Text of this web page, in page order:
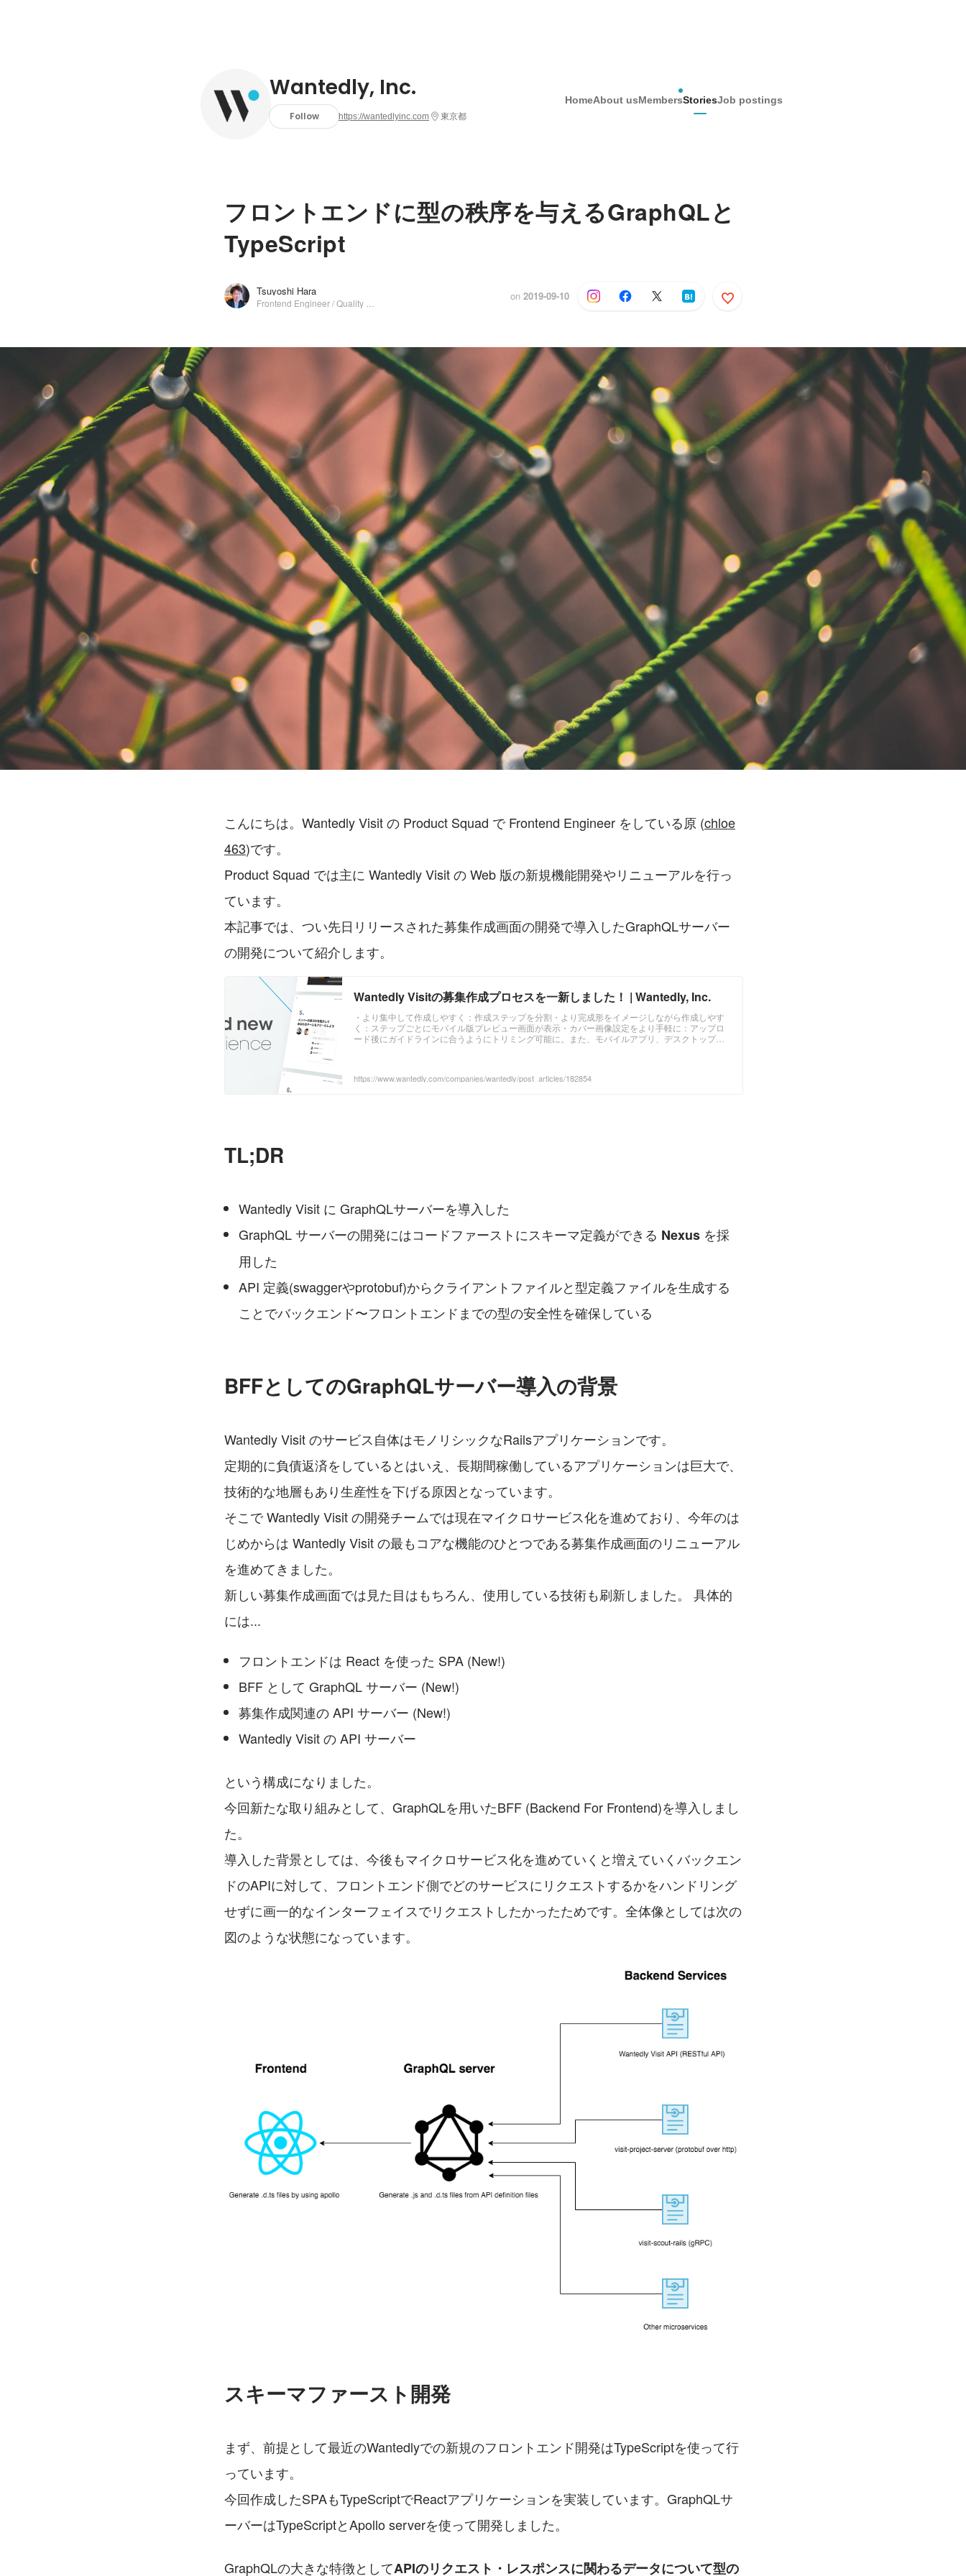
Wantedly, Inc.
Follow https://wantedlyinc.com 東京都
HomeAbout usMembersStoriesJob postings
フロントエンドに型の秩序を与えるGraphQLと
TypeScript
Tsuyoshi Hara on 2019-09-10
こんにちは。Wantedly Visit の Product Squad で Frontend Engineer をしている原 (chloe
463)です。
Product Squad では主に Wantedly Visit の Web 版の新規機能開発やリニューアルを行っ
ています。
本記事では、つい先日リリースされた募集作成画面の開発で導入したGraphQLサーバー
の開発について紹介します。
Wantedly Visitの募集作成プロセスを一新しました！ | Wantedly, Inc.
・より集中して作成しやすく：作成ステップを分割・より完成形をイメージしながら作成しやす
く：ステップごとにモバイル版プレビュー画面が表示・カバー画像設定をより手軽に：アップロ
ード後にガイドラインに合うようにトリミング可能に。また、モバイルアプリ、デスクトップ、
https://www.wantedly.com/companies/wantedly/post_articles/182854
TL;DR
Wantedly Visit に GraphQLサーバーを導入した
GraphQL サーバーの開発にはコードファーストにスキーマ定義ができる Nexus を採
用した
API 定義(swaggerやprotobuf)からクライアントファイルと型定義ファイルを生成する
ことでバックエンド〜フロントエンドまでの型の安全性を確保している
BFFとしてのGraphQLサーバー導入の背景
Wantedly Visit のサービス自体はモノリシックなRailsアプリケーションです。
定期的に負債返済をしているとはいえ、長期間稼働しているアプリケーションは巨大で、
技術的な地層もあり生産性を下げる原因となっています。
そこで Wantedly Visit の開発チームでは現在マイクロサービス化を進めており、今年のは
じめからは Wantedly Visit の最もコアな機能のひとつである募集作成画面のリニューアル
を進めてきました。
新しい募集作成画面では見た目はもちろん、使用している技術も刷新しました。 具体的
には...
フロントエンドは React を使った SPA (New!)
BFF として GraphQL サーバー (New!)
募集作成関連の API サーバー (New!)
Wantedly Visit の API サーバー
という構成になりました。
今回新たな取り組みとして、GraphQLを用いたBFF (Backend For Frontend)を導入しまし
た。
導入した背景としては、今後もマイクロサービス化を進めていくと増えていくバックエン
ドのAPIに対して、フロントエンド側でどのサービスにリクエストするかをハンドリング
せずに画一的なインターフェイスでリクエストしたかったためです。全体像としては次の
図のような状態になっています。
スキーマファースト開発
まず、前提として最近のWantedlyでの新規のフロントエンド開発はTypeScriptを使って行
っています。
今回作成したSPAもTypeScriptでReactアプリケーションを実装しています。GraphQLサ
ーバーはTypeScriptとApollo serverを使って開発しました。
GraphQLの大きな特徴としてAPIのリクエスト・レスポンスに関わるデータについて型の
Tsuyoshi Hara
Wantedly, Inc. / Frontend Engineer / Quality Control Squad